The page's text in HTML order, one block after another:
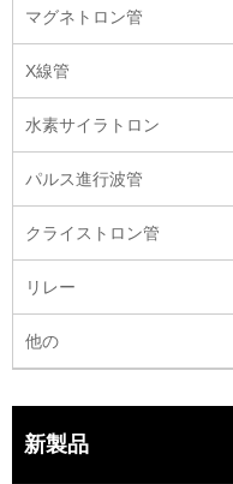
マグネトロン管
X線管
水素サイラトロン
パルス進行波管
クライストロン管
リレー
他の
新製品